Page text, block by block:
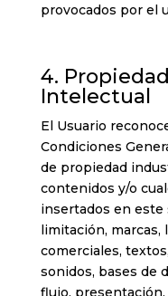
provocados por el
4.
Intelectual
El Usuario
Condiciones
de propiedad
contenidos y/o
insertados en
limitación,
comerciales,
sonidos, bases de